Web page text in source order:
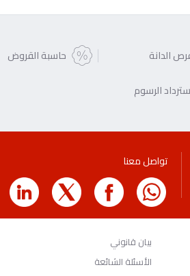
الدانة حاسبة القروض
الرسوم
تواصل معنا
بيان قانوني
الأسئلة الشائعة